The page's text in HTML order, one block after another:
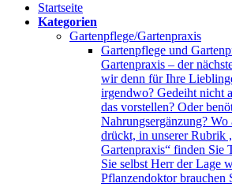
Startseite
Kategorien
Gartenpflege/Gartenpraxis
Gartenpflege und
Gartenpraxis – der
wir denn für Ihre
irgendwo? Gedeiht nicht
das vorstellen? Oder
Nahrungsergänzung?
drückt, in unserer Rubrik
Gartenpraxis“ finden Sie
Sie selbst Herr der Lage
Pflanzendoktor brauchen